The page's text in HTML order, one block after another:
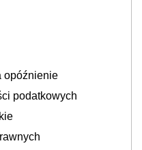
opóźnienie
podatkowych